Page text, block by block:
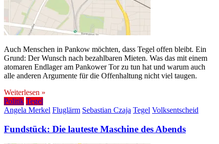
Auch Menschen in Pankow möchten, dass Tegel offen bleibt. Ein
Grund: Der Wunsch nach bezahlbaren Mieten. Was das mit einem
atomaren Endlager am Pankower Tor zu tun hat und warum auch
alle anderen Argumente für die Offenhaltung nicht viel taugen.
Weiterlesen »
Politik Tegel
Angela Merkel Fluglärm Sebastian Czaja Tegel Volksentscheid
Fundstück: Die lauteste Maschine des Abends